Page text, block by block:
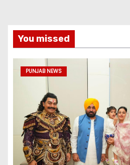
You missed
PUNJAB NEWS